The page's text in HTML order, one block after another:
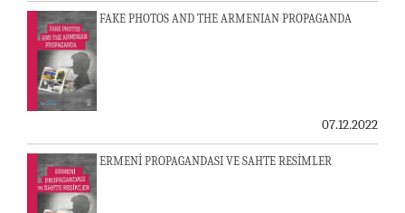
FAKE PHOTOS AND THE ARMENIAN PROPAGANDA
07.12.2022
ERMENİ PROPAGANDASI VE SAHTE RESİMLER